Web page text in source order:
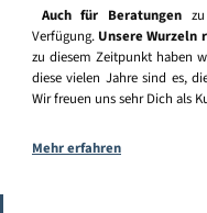
Auch für Beratungen
Verfügung. Unsere Wurzeln
zu diesem Zeitpunkt haben
diese vielen Jahre sind es,
Wir freuen uns sehr Dich als
Mehr erfahren